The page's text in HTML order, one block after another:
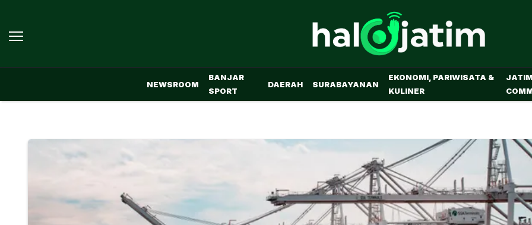
NEWSROOM
BANJAR
SPORT
DAERAH SURABAYANAN
EKONOMI, PARIWISATA &
KULINER